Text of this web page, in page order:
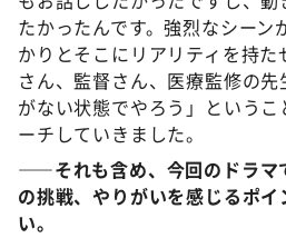
たかったんです。強烈なシーン
かりとそこにリアリティを持
さん、監督さん、医療監修の
がない状態でやろう」という
ーチしていきました。
――それも含め、今回のドラマ
の挑戦、やりがいを感じるポ
い。